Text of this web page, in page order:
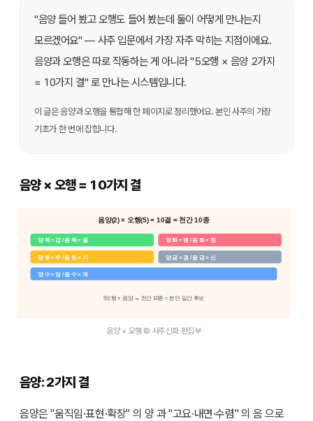
"음양 들어 봤고 오행도 들어 봤는데 둘이 어떻게 만나는지
모르겠어요" — 사주 입문에서 가장 자주 막히는 지점이에요.
음양과 오행은 따로 작동하는 게 아니라 "5오행 × 음양 2가지
= 10가지 결" 로 만나는 시스템입니다.
이 글은 음양과 오행을 통합해 한 페이지로 정리했어요. 본인 사주의 가장
기초가 한 번에 잡힙니다.
음양 × 오행 = 10가지 결
음양(2) × 오행(5) = 10결 = 천간 10종
양 목 = 갑 / 음 목 = 을 양 화 = 병 / 음 화 = 정
양 토 = 무 / 음 토 = 기 양 금 = 경 / 음 금 = 신
양 수 = 임 / 음 수 = 계
5오행 × 음양 → 천간 10종 = 본인 일간 후보
음양 × 오행 © 사주신화 편집부
음양: 2가지 결
음양은 "움직임·표현·확장" 의 양 과 "고요·내면·수렴" 의 음 으로